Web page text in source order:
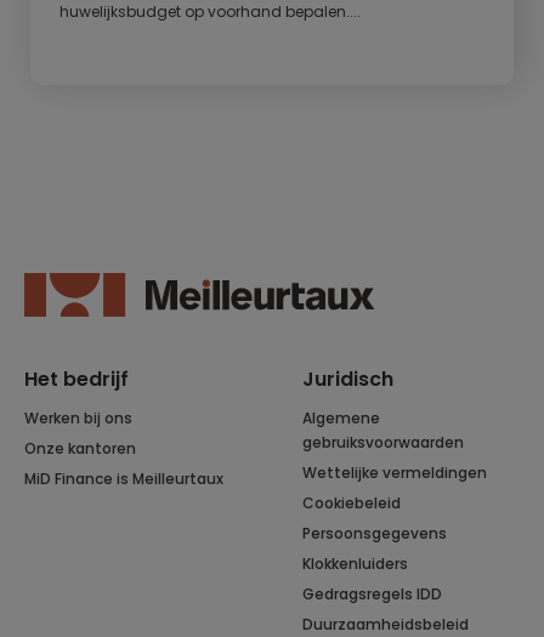
huwelijksbudget op voorhand bepalen....
Het bedrijf
Werken bij ons
Onze kantoren
MiD Finance is Meilleurtaux
Juridisch
Algemene
gebruiksvoorwaarden
Wettelijke vermeldingen
Cookiebeleid
Persoonsgegevens
Klokkenluiders
Gedragsregels IDD
Duurzaamheidsbeleid